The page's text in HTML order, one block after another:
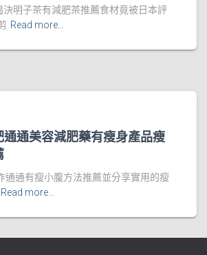
明子茶有減肥茶推薦食材竟被日本評
Read more…
通通美容減肥藥有瘦身產品瘦
通通有瘦小腹方法推薦並分享實用的瘦
Read more…